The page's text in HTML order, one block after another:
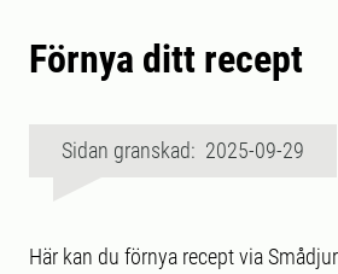
Förnya ditt recept
Sidan granskad: 2025-09-29
Här kan du förnya recept via